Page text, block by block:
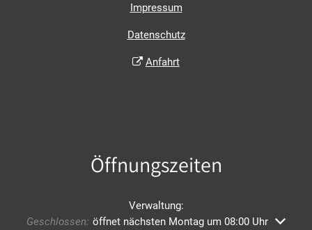
Impressum
Datenschutz
Anfahrt
Öffnungszeiten
Verwaltung:
Klicken, um weitere Öffnungs- oder Schließzeiten
Geschlossen: öffnet nächsten Montag um 08:00 Uhr